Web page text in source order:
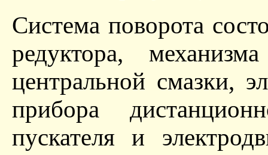
Система поворота
редуктора,
центральной смазки,
прибора
пускателя и